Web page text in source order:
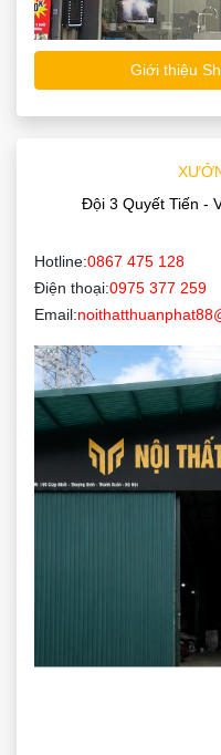
Giới thiệu
Đội 3 Quyết Tiến -
Hotline:0867 475 128
Điện thoại:0975 377 259
Email: